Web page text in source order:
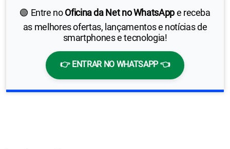
🟢 Entre noOficina da Net no WhatsAppe receba
as melhores ofertas, lançamentos e notícias de
smartphones e tecnologia!
👉 ENTRAR NO WHATSAPP 👈